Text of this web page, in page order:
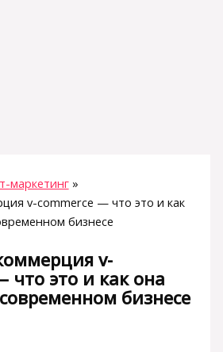
маркетинг
v-commerce — что это и как
бизнесе
v-
что это и как она
бизнесе